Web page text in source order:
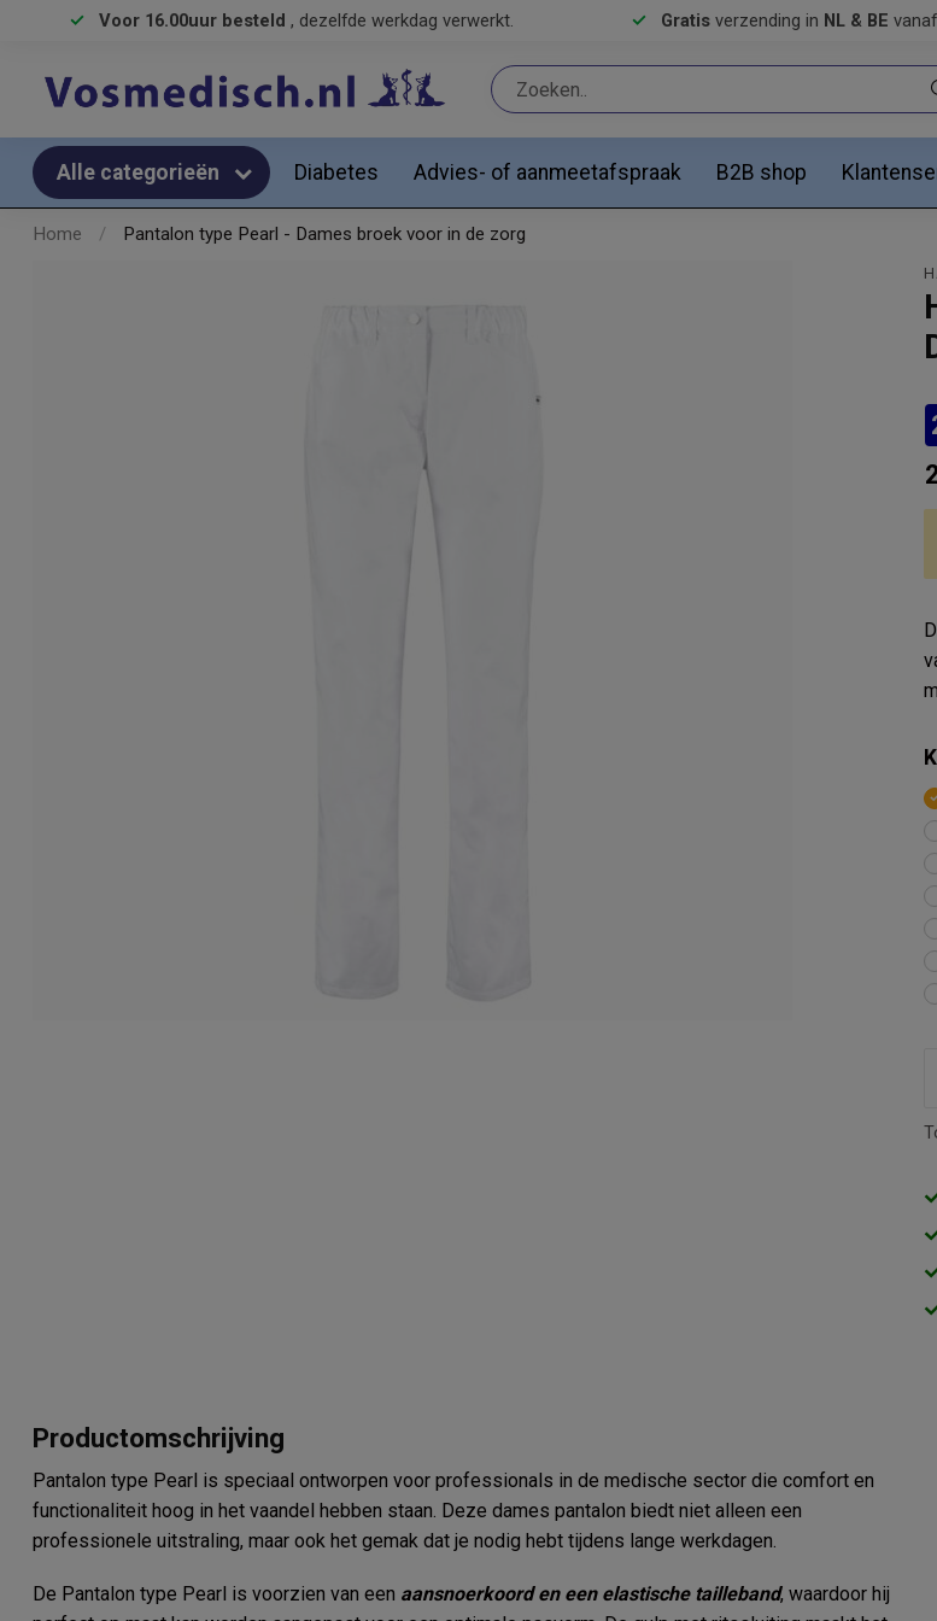
Voor 16.00uur besteld , dezelfde werkdag verwerkt. Gratis verzending in NL & BE vanaf
Alle categorieën Diabetes Advies- of aanmeetafspraak B2B shop
Home / Pantalon type Pearl - Dames broek voor in de zorg
Productomschrijving
Pantalon type Pearl is speciaal ontworpen voor professionals in de medische sector die comfort en
functionaliteit hoog in het vaandel hebben staan. Deze dames pantalon biedt niet alleen een
professionele uitstraling, maar ook het gemak dat je nodig hebt tijdens lange werkdagen.
De Pantalon type Pearl is voorzien van een aansnoerkoord en een elastische tailleband, waardoor hij